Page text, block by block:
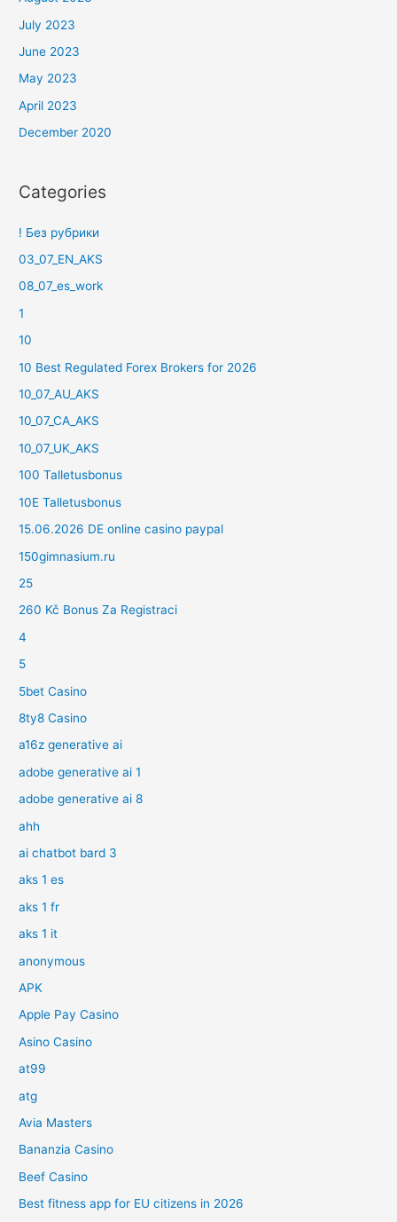
July 2023
June 2023
May 2023
April 2023
December 2020
Categories
! Без рубрики
03_07_EN_AKS
08_07_es_work
1
10
10 Best Regulated Forex Brokers for 2026
10_07_AU_AKS
10_07_CA_AKS
10_07_UK_AKS
100 Talletusbonus
10E Talletusbonus
15.06.2026 DE online casino paypal
150gimnasium.ru
25
260 Kč Bonus Za Registraci
4
5
5bet Casino
8ty8 Casino
a16z generative ai
adobe generative ai 1
adobe generative ai 8
ahh
ai chatbot bard 3
aks 1 es
aks 1 fr
aks 1 it
anonymous
APK
Apple Pay Casino
Asino Casino
at99
atg
Avia Masters
Bananzia Casino
Beef Casino
Best fitness app for EU citizens in 2026